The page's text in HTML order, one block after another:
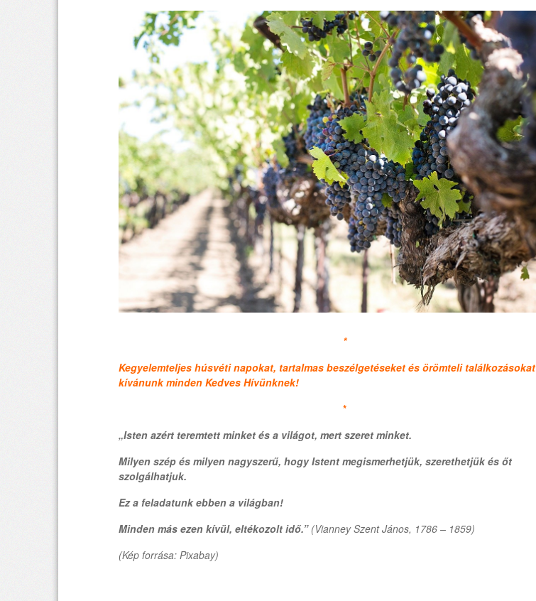
*
Kegyelemteljes húsvéti napokat, tartalmas beszélgetéseket és örömteli találkozásokat
kívánunk minden Kedves Hívünknek!
*
„Isten azért teremtett minket és a világot, mert szeret minket.
Milyen szép és milyen nagyszerű, hogy Istent megismerhetjük, szerethetjük és őt
szolgálhatjuk.
Ez a feladatunk ebben a világban!
Minden más ezen kívül, eltékozolt idő.” (Vianney Szent János, 1786 – 1859)
(Kép forrása: Pixabay)